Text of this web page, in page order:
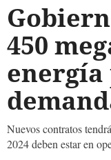
450
Nuevos contratos
2024 deben estar en